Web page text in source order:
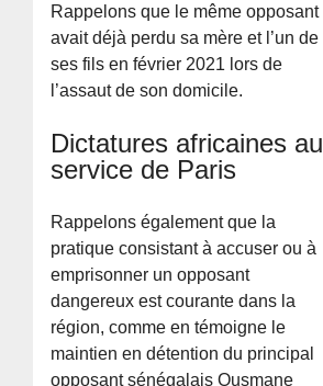
Rappelons que le même opposant
avait déjà perdu sa mère et l’un de
ses fils en février 2021 lors de
l’assaut de son domicile.
Dictatures africaines au
service de Paris
Rappelons également que la
pratique consistant à accuser ou à
emprisonner un opposant
dangereux est courante dans la
région, comme en témoigne le
maintien en détention du principal
opposant sénégalais Ousmane